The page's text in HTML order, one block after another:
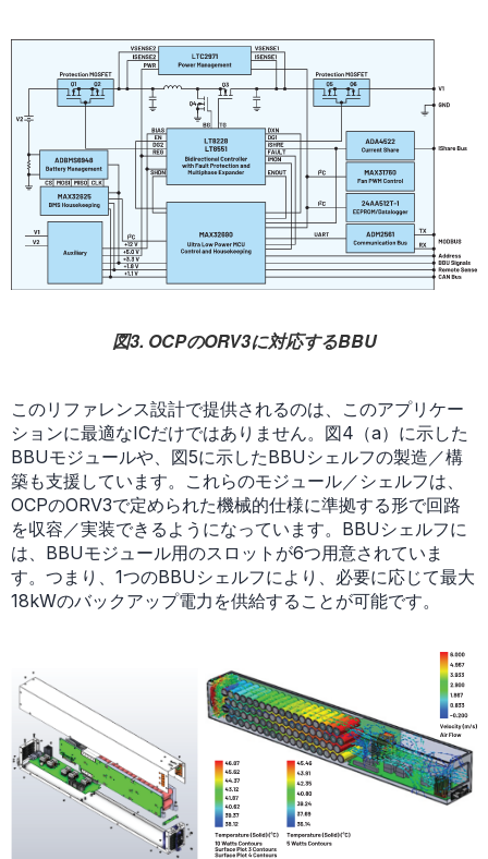
図3. OCPのORV3に対応するBBU
このリファレンス設計で提供されるのは、このアプリケー
ションに最適なICだけではありません。図4（a）に示した
BBUモジュールや、図5に示したBBUシェルフの製造／構
築も支援しています。これらのモジュール／シェルフは、
OCPのORV3で定められた機械的仕様に準拠する形で回路
を収容／実装できるようになっています。BBUシェルフに
は、BBUモジュール用のスロットが6つ用意されていま
す。つまり、1つのBBUシェルフにより、必要に応じて最大
18kWのバックアップ電力を供給することが可能です。